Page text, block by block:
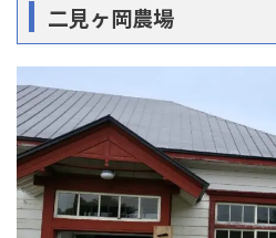
二見ヶ岡農場